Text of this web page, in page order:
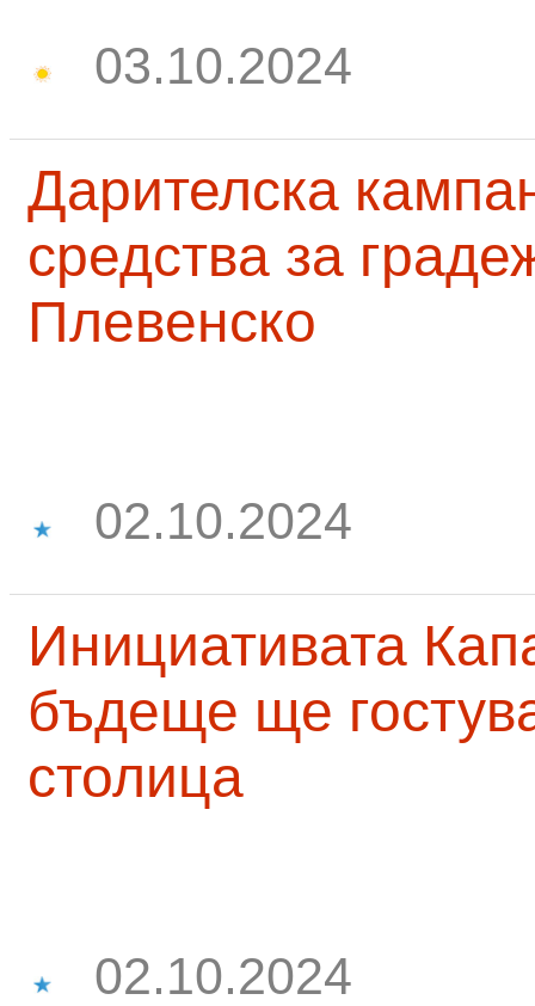
03.10.2024
Дарителска
средства за
Плевенско
02.10.2024
Инициативата
бъдеще ще
столица
02.10.2024